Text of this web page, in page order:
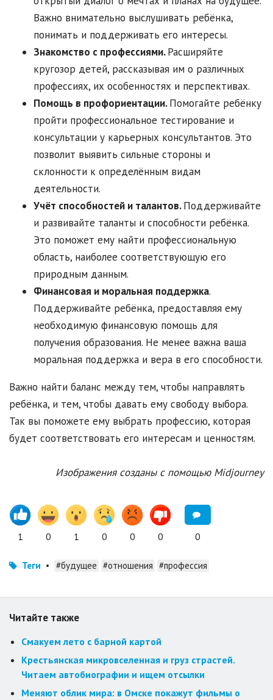
Важно внимательно выслушивать ребёнка,
понимать и поддерживать его интересы.
Знакомство с профессиями.Расширяйте
кругозор детей, рассказывая им о различных
профессиях, их особенностях и перспективах.
Помощь в профориентации.Помогайте ребёнку
пройти профессиональное тестирование и
консультации у карьерных консультантов. Это
позволит выявить сильные стороны и
склонности к определённым видам
деятельности.
Учёт способностей и талантов.Поддерживайте
и развивайте таланты и способности ребёнка.
Это поможет ему найти профессиональную
область, наиболее соответствующую его
природным данным.
Финансовая и моральная поддержка.
Поддерживайте ребёнка, предоставляя ему
необходимую финансовую помощь для
получения образования. Не менее важна ваша
моральная поддержка и вера в его способности.
Важно найти баланс между тем, чтобы направлять
ребёнка, и тем, чтобы давать ему свободу выбора.
Так вы поможете ему выбрать профессию, которая
будет соответствовать его интересам и ценностям.
Изображения созданы с помощью Midjourney
1 0 1 0 0 0 0
Теги • #будущее #отношения #профессия
Читайте также
Смакуем лето с барной картой
Крестьянская микровселенная и груз страстей.
Читаем автобиографии и ищем отсылки
Меняют облик мира: в Омске покажут фильмы о